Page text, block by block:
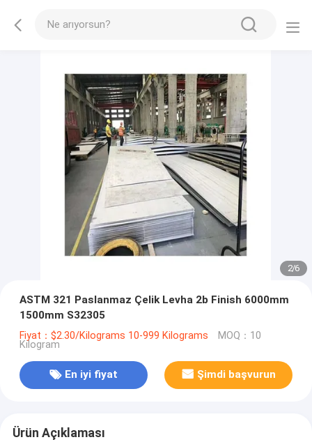
2/6
ASTM 321 Paslanmaz Çelik Levha 2b Finish 6000mm
1500mm S32305
Fiyat：$2.30/Kilograms 10-999 Kilograms MOQ：10
Kilogram
En iyi fiyat Şimdi başvurun
Ürün Açıklaması